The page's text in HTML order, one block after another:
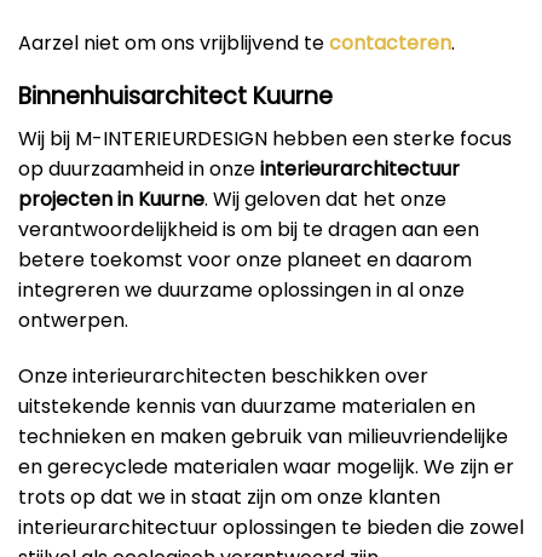
Aarzel niet om ons vrijblijvend tecontacteren.
Binnenhuisarchitect Kuurne
Wij bij M-INTERIEURDESIGN hebben een sterke focus
op duurzaamheid in onzeinterieurarchitectuur
projecten in Kuurne. Wij geloven dat het onze
verantwoordelijkheid is om bij te dragen aan een
betere toekomst voor onze planeet en daarom
integreren we duurzame oplossingen in al onze
ontwerpen.
Onze interieurarchitecten beschikken over
uitstekende kennis van duurzame materialen en
technieken en maken gebruik van milieuvriendelijke
en gerecyclede materialen waar mogelijk. We zijn er
trots op dat we in staat zijn om onze klanten
interieurarchitectuur oplossingen te bieden die zowel